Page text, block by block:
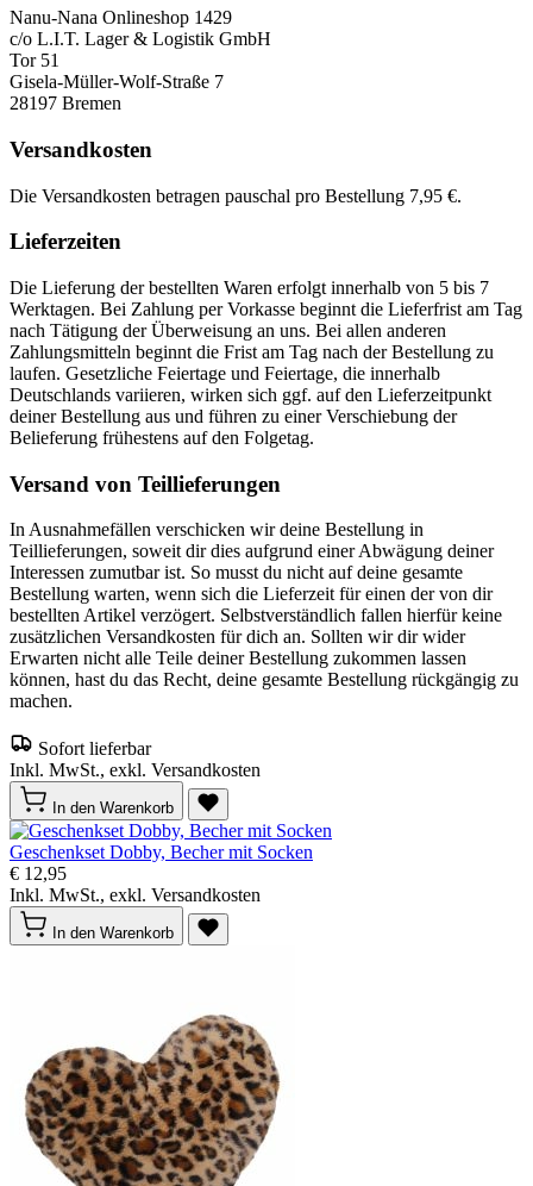
Nanu-Nana Onlineshop 1429
c/o L.I.T. Lager & Logistik GmbH
Tor 51
Gisela-Müller-Wolf-Straße 7
28197 Bremen
Versandkosten
Die Versandkosten betragen pauschal pro Bestellung 7,95 €.
Lieferzeiten
Die Lieferung der bestellten Waren erfolgt innerhalb von 5 bis 7
Werktagen. Bei Zahlung per Vorkasse beginnt die Lieferfrist am Tag
nach Tätigung der Überweisung an uns. Bei allen anderen
Zahlungsmitteln beginnt die Frist am Tag nach der Bestellung zu
laufen. Gesetzliche Feiertage und Feiertage, die innerhalb
Deutschlands variieren, wirken sich ggf. auf den Lieferzeitpunkt
deiner Bestellung aus und führen zu einer Verschiebung der
Belieferung frühestens auf den Folgetag.
Versand von Teillieferungen
In Ausnahmefällen verschicken wir deine Bestellung in
Teillieferungen, soweit dir dies aufgrund einer Abwägung deiner
Interessen zumutbar ist. So musst du nicht auf deine gesamte
Bestellung warten, wenn sich die Lieferzeit für einen der von dir
bestellten Artikel verzögert. Selbstverständlich fallen hierfür keine
zusätzlichen Versandkosten für dich an. Sollten wir dir wider
Erwarten nicht alle Teile deiner Bestellung zukommen lassen
können, hast du das Recht, deine gesamte Bestellung rückgängig zu
machen.
Sofort lieferbar
Inkl. MwSt., exkl. Versandkosten
In den Warenkorb
Geschenkset Dobby, Becher mit Socken
€ 12,95
Inkl. MwSt., exkl. Versandkosten
In den Warenkorb